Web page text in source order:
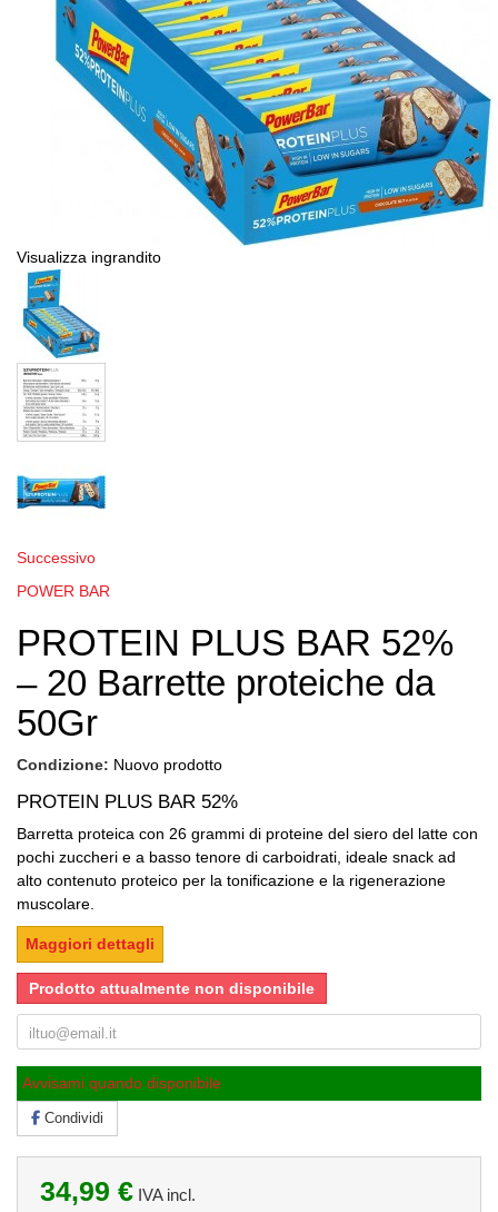
Visualizza ingrandito
Successivo
POWER BAR
PROTEIN PLUS BAR 52%
– 20 Barrette proteiche da
50Gr
Condizione: Nuovo prodotto
PROTEIN PLUS BAR 52%
Barretta proteica con 26 grammi di proteine del siero del latte con
pochi zuccheri e a basso tenore di carboidrati, ideale snack ad
alto contenuto proteico per la tonificazione e la rigenerazione
muscolare.
Maggiori dettagli
Prodotto attualmente non disponibile
Avvisami quando disponibile
Condividi
34,99 € IVA incl.